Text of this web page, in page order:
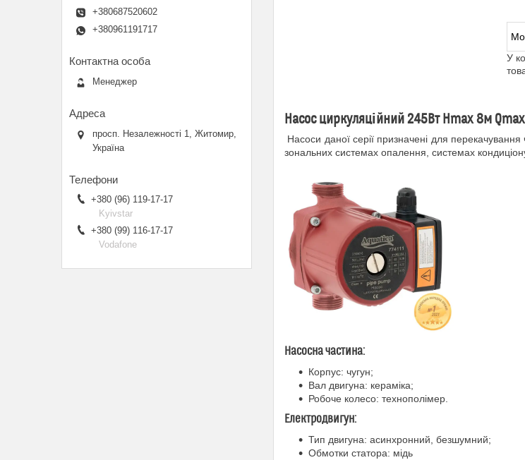
У
Насос циркуляційний 245Вт Hmax 8м
Насоси даної серії призначені для
зональних системах опалення, системах
Насосна частина:
Корпус: чугун;
Вал двигуна: кераміка;
Робоче колесо: технополімер.
Електродвигун:
Тип двигуна: асинхронний, безшумний;
Обмотки статора: мідь
+380687520602
+380961191717
Менеджер
просп. Незалежності 1, Житомир,
Україна
+380 (96) 119-17-17
Kyivstar
+380 (99) 116-17-17
Vodafone